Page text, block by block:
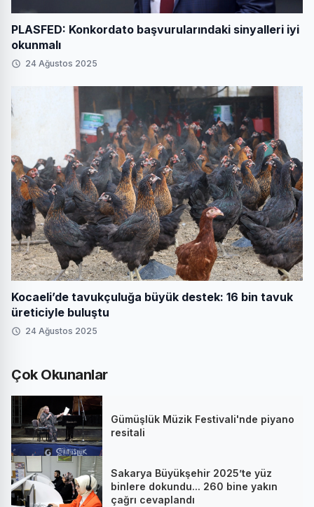
PLASFED: Konkordato başvurularındaki sinyalleri iyi
okunmalı
24 Ağustos 2025
Kocaeli’de tavukçuluğa büyük destek: 16 bin tavuk
üreticiyle buluştu
24 Ağustos 2025
Çok Okunanlar
Gümüşlük Müzik Festivali'nde piyano
resitali
Sakarya Büyükşehir 2025’te yüz
binlere dokundu... 260 bine yakın
çağrı cevaplandı